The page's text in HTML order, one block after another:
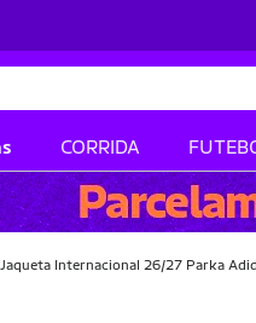
CORRIDA
Jaqueta Internacional 26/27 Parka